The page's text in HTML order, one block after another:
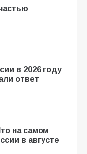
в 2026 году
ответ
на самом
в августе